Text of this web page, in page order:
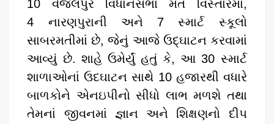
10 વેજલપુર વિધાનસભા મત વિસ્તારમાં,
4 નારણપુરાની અને 7 સ્માર્ટ સ્કૂલો
સાબરમતીમાં છે, જેનું આજે ઉદ્ઘાટન કરવામાં
આવ્યું છે. શાહે ઉમેર્યું હતું કે, આ 30 સ્માર્ટ
શાળાઓનાં ઉદઘાટન સાથે 10 હજારથી વધારે
બાળકોને એનઇપીનો સીધો લાભ મળશે તથા
તેમનાં જીવનમાં જ્ઞાન અને શિક્ષણનો દીપ